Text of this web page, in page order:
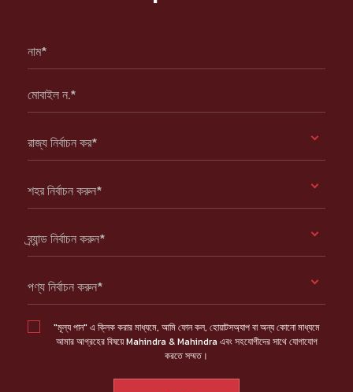
নাম*
মোবাইল ন.*
রাজ্য নির্বাচন কর*
শহর নির্বাচন করুন*
ব্র্যান্ড নির্বাচন করুন*
পণ্য নির্বাচন করুন*
"মূল্য পান" এ ক্লিক করার মাধ্যমে, আমি ফোন কল, হোয়াটসঅ্যাপ বা অন্য কোনো মাধ্যমে
আমার আগ্রহের বিষয়ে Mahindra & Mahindra এবং সহযোগীদের সাথে যোগাযোগ
করতে সম্মত।